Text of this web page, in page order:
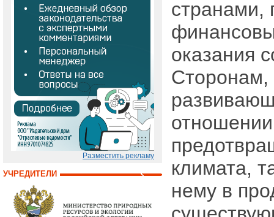
Разместить рекламу
УЧРЕДИТЕЛИ
странами,
оказания
отношении
климата,
нему в